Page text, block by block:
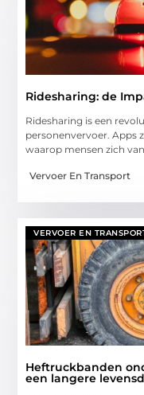
Ridesharing: de
Ridesharing is een
personenvervoer. Apps
waarop mensen zich
Vervoer En Transport
VERVOER EN
Heftruckbanden
een langere